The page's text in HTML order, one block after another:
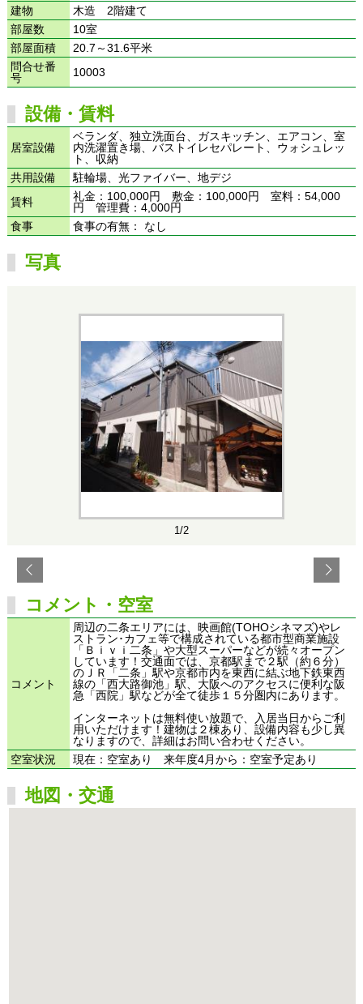
建物
木造 2階建て
部屋数
10室
部屋面積
20.7～31.6平米
問合せ番
号
10003
設備・賃料
居室設備
ベランダ、独立洗面台、ガスキッチン、エアコン、室
内洗濯置き場、バストイレセパレート、ウォシュレッ
ト、収納
共用設備
駐輪場、光ファイバー、地デジ
賃料
礼金：100,000円 敷金：100,000円 室料：54,000
円 管理費：4,000円
食事
食事の有無： なし
写真
1/2
コメント・空室
コメント
周辺の二条エリアには、映画館(TOHOシネマズ)やレ
ストラン･カフェ等で構成されている都市型商業施設
「Ｂｉｖｉ二条」や大型スーパーなどが続々オープン
しています！交通面では、京都駅まで２駅（約６分）
のＪＲ「二条」駅や京都市内を東西に結ぶ地下鉄東西
線の「西大路御池」駅、大阪へのアクセスに便利な阪
急「西院」駅などが全て徒歩１５分圏内にあります。
インターネットは無料使い放題で、入居当日からご利
用いただけます！建物は２棟あり、設備内容も少し異
なりますので、詳細はお問い合わせください。
空室状況
現在：空室あり 来年度4月から：空室予定あり
地図・交通